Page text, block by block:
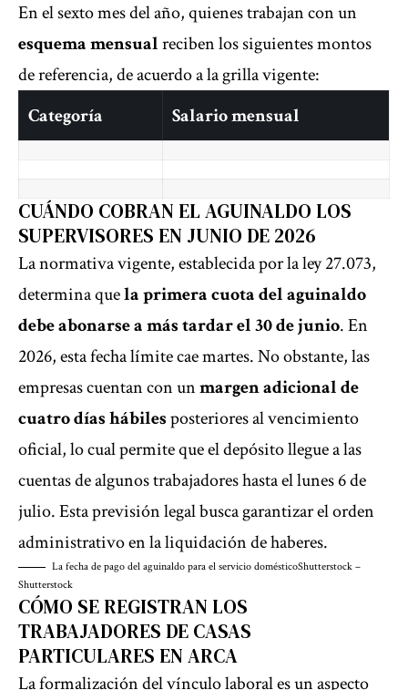
En el sexto mes del año, quienes trabajan con un
esquema mensualreciben los siguientes montos
de referencia, de acuerdo a la grilla vigente:
Categoría
Salario mensual
CUÁNDO COBRAN EL AGUINALDO LOS
SUPERVISORES EN JUNIO DE 2026
La normativa vigente, establecida por la ley 27.073,
determina quela primera cuota del aguinaldo
debe abonarse a más tardar el 30 de junio. En
2026, esta fecha límite cae martes. No obstante, las
empresas cuentan con unmargen adicional de
cuatro días hábilesposteriores al vencimiento
oficial, lo cual permite que el depósito llegue a las
cuentas de algunos trabajadores hasta el lunes 6 de
julio. Esta previsión legal busca garantizar el orden
administrativo en la liquidación de haberes.
La fecha de pago del aguinaldo para el servicio domésticoShutterstock –
Shutterstock
CÓMO SE REGISTRAN LOS
TRABAJADORES DE CASAS
PARTICULARES EN ARCA
La formalización del vínculo laboral es un aspecto